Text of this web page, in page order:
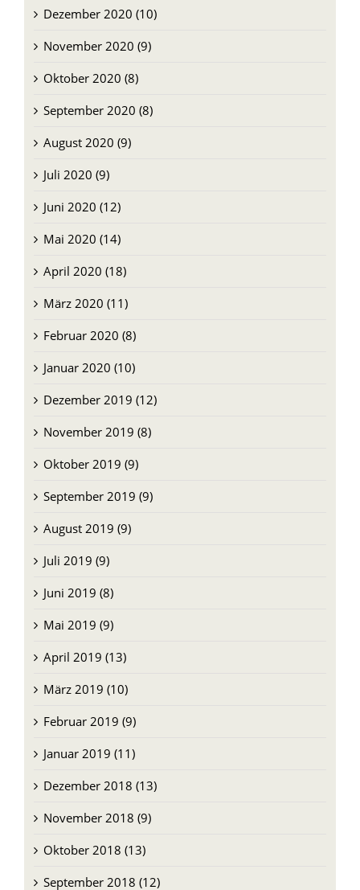
Januar 2021 (9)
Dezember 2020 (10)
November 2020 (9)
Oktober 2020 (8)
September 2020 (8)
August 2020 (9)
Juli 2020 (9)
Juni 2020 (12)
Mai 2020 (14)
April 2020 (18)
März 2020 (11)
Februar 2020 (8)
Januar 2020 (10)
Dezember 2019 (12)
November 2019 (8)
Oktober 2019 (9)
September 2019 (9)
August 2019 (9)
Juli 2019 (9)
Juni 2019 (8)
Mai 2019 (9)
April 2019 (13)
März 2019 (10)
Februar 2019 (9)
Januar 2019 (11)
Dezember 2018 (13)
November 2018 (9)
Oktober 2018 (13)